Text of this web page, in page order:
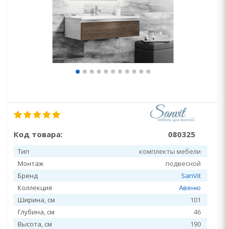
Код товара: 080325
Тип
комплекты мебели
Монтаж
подвесной
Бренд
SanVit
Коллекция
Авеню
Ширина, см
101
Глубина, см
46
Высота, см
190